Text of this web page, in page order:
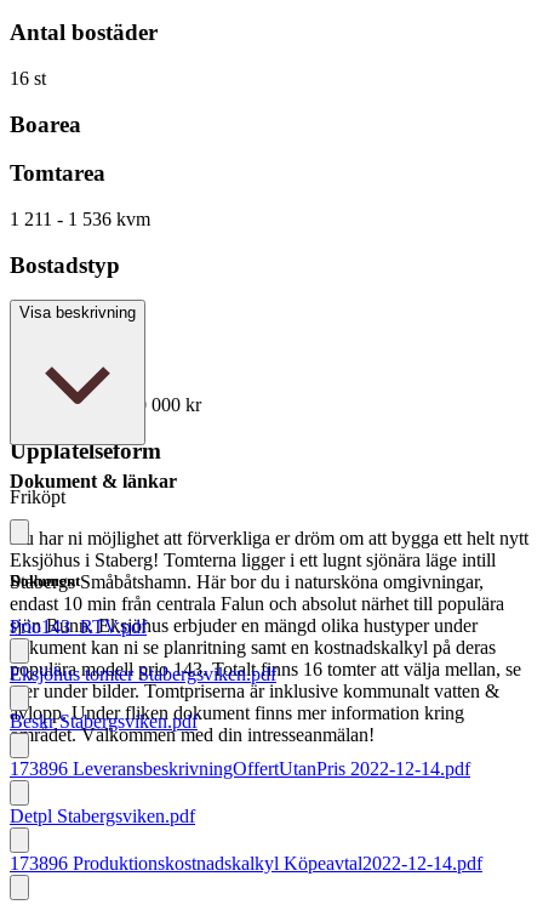
Antal bostäder
16 st
Boarea
Tomtarea
1 211 - 1 536 kvm
Bostadstyp
Tomt
1 450 000 - 1 650 000 kr
Upplåtelseform
Friköpt
Nu har ni möjlighet att förverkliga er dröm om att bygga ett helt nytt
Eksjöhus i Staberg! Tomterna ligger i ett lugnt sjönära läge intill
Stabergs Småbåtshamn. Här bor du i natursköna omgivningar,
endast 10 min från centrala Falun och absolut närhet till populära
sjön Runn. Eksjöhus erbjuder en mängd olika hustyper under
dokument kan ni se planritning samt en kostnadskalkyl på deras
populära modell prio 143. Totalt finns 16 tomter att välja mellan, se
mer under bilder. Tomtpriserna är inklusive kommunalt vatten &
avlopp. Under fliken dokument finns mer information kring
området. Välkommen med din intresseanmälan!
Visa beskrivning
Dokument & länkar
Dokument
Prio143_RTV.pdf
Eksjöhus tomter Stabergsviken.pdf
Beskr Stabergsviken.pdf
173896 LeveransbeskrivningOffertUtanPris 2022-12-14.pdf
Detpl Stabergsviken.pdf
173896 Produktionskostnadskalkyl Köpeavtal2022-12-14.pdf